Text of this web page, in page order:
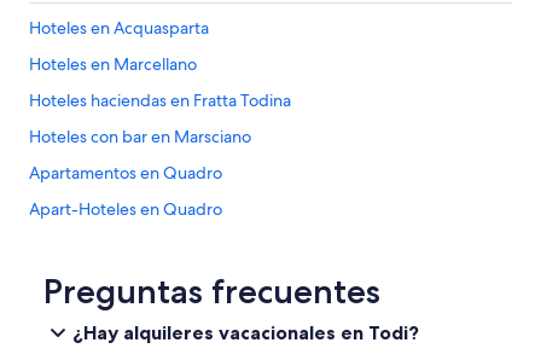
Hoteles en Acquasparta
Hoteles en Marcellano
Hoteles haciendas en Fratta Todina
Hoteles con bar en Marsciano
Apartamentos en Quadro
Apart-Hoteles en Quadro
Casas de ciudad en Monte Castello di Vibio
Preguntas frecuentes
¿Hay alquileres vacacionales en Todi?